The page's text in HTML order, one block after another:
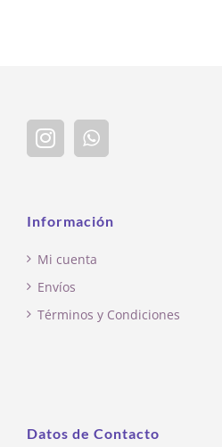
Información
Mi cuenta
Envíos
Términos y Condiciones
Datos de Contacto